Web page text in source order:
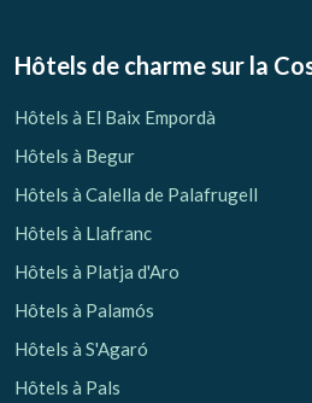
Gérer ma
Vérifier le code de
Hôtels de charme sur la
Hôtels à El Baix Empordà
Hôtels à Begur
Hôtels à Calella de Palafrugell
Hôtels à Llafranc
Hôtels à Platja d'Aro
Hôtels à Palamós
Hôtels à S'Agaró
Hôtels à Pals